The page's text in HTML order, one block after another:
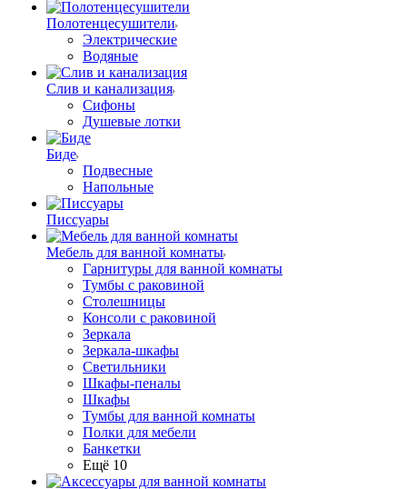
Полотенцесушители
Электрические
Водяные
Слив и канализация
Сифоны
Душевые лотки
Биде
Подвесные
Напольные
Писсуары
Мебель для ванной комнаты
Гарнитуры для ванной комнаты
Тумбы с раковиной
Столешницы
Консоли с раковиной
Зеркала
Зеркала-шкафы
Светильники
Шкафы-пеналы
Шкафы
Тумбы для ванной комнаты
Полки для мебели
Банкетки
Ещё 10